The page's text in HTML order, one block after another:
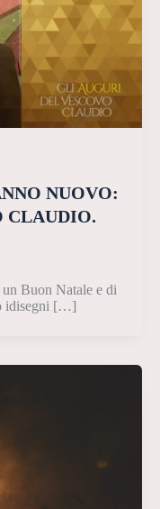
NUOVO:
CLAUDIO.
Buon Natale e di
idisegni […]